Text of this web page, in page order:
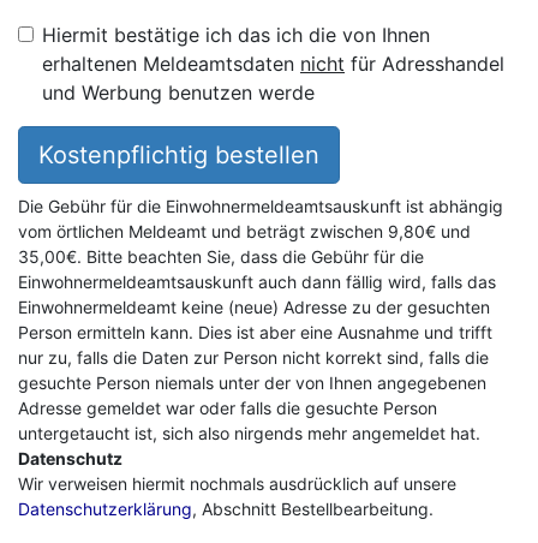
Hiermit bestätige ich das ich die von Ihnen
erhaltenen Meldeamtsdaten nicht für Adresshandel
und Werbung benutzen werde
Kostenpflichtig bestellen
Die Gebühr für die Einwohnermeldeamtsauskunft ist abhängig
vom örtlichen Meldeamt und beträgt zwischen 9,80€ und
35,00€. Bitte beachten Sie, dass die Gebühr für die
Einwohnermeldeamtsauskunft auch dann fällig wird, falls das
Einwohnermeldeamt keine (neue) Adresse zu der gesuchten
Person ermitteln kann. Dies ist aber eine Ausnahme und trifft
nur zu, falls die Daten zur Person nicht korrekt sind, falls die
gesuchte Person niemals unter der von Ihnen angegebenen
Adresse gemeldet war oder falls die gesuchte Person
untergetaucht ist, sich also nirgends mehr angemeldet hat.
Datenschutz
Wir verweisen hiermit nochmals ausdrücklich auf unsere
Datenschutzerklärung, Abschnitt Bestellbearbeitung.